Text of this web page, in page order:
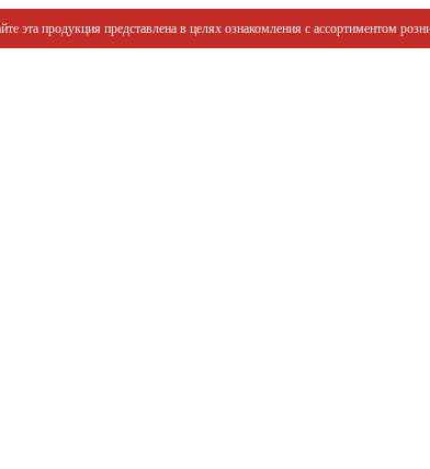
продукция представлена в целях ознакомления с ассортиментом